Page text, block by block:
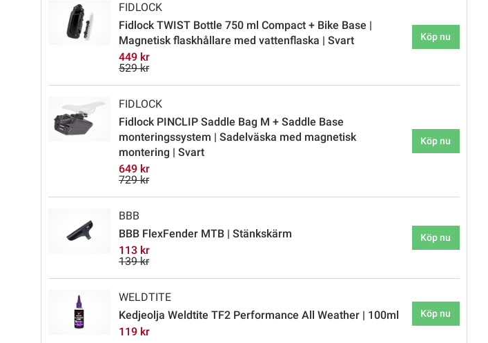
FIDLOCK
Fidlock TWIST Bottle 750 ml Compact + Bike Base |
Magnetisk flaskhållare med vattenflaska | Svart
449 kr
529 kr
Köp nu
FIDLOCK
Fidlock PINCLIP Saddle Bag M + Saddle Base
monteringssystem | Sadelväska med magnetisk
montering | Svart
649 kr
729 kr
Köp nu
BBB
BBB FlexFender MTB | Stänkskärm
113 kr
139 kr
Köp nu
WELDTITE
Kedjeolja Weldtite TF2 Performance All Weather | 100ml
119 kr
Köp nu